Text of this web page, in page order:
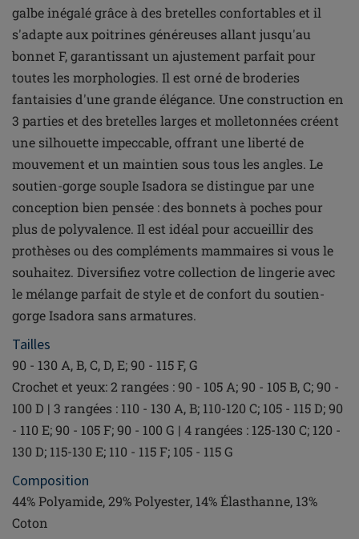
galbe inégalé grâce à des bretelles confortables et il
s'adapte aux poitrines généreuses allant jusqu'au
bonnet F, garantissant un ajustement parfait pour
toutes les morphologies. Il est orné de broderies
fantaisies d'une grande élégance. Une construction en
3 parties et des bretelles larges et molletonnées créent
une silhouette impeccable, offrant une liberté de
mouvement et un maintien sous tous les angles. Le
soutien-gorge souple Isadora se distingue par une
conception bien pensée : des bonnets à poches pour
plus de polyvalence. Il est idéal pour accueillir des
prothèses ou des compléments mammaires si vous le
souhaitez. Diversifiez votre collection de lingerie avec
le mélange parfait de style et de confort du soutien-
gorge Isadora sans armatures.
Tailles
90 - 130 A, B, C, D, E; 90 - 115 F, G
Crochet et yeux: 2 rangées : 90 - 105 A; 90 - 105 B, C; 90 -
100 D | 3 rangées : 110 - 130 A, B; 110-120 C; 105 - 115 D; 90
- 110 E; 90 - 105 F; 90 - 100 G | 4 rangées : 125-130 C; 120 -
130 D; 115-130 E; 110 - 115 F; 105 - 115 G
Composition
44% Polyamide, 29% Polyester, 14% Élasthanne, 13%
Coton